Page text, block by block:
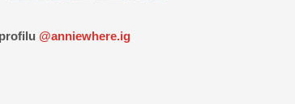
@anniewhere.ig